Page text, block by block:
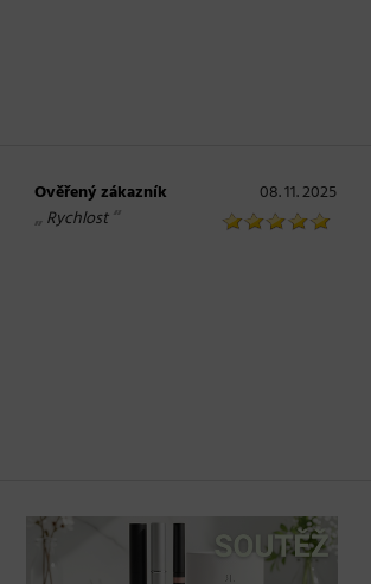
Ověřený zákazník 08. 11. 2025
„ Rychlost“